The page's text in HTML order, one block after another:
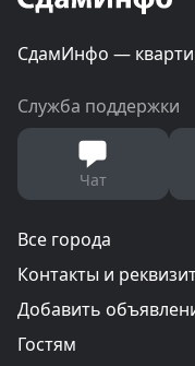
СдамИнфо —
Служба поддержки
Чат
Все города
Контакты и
Добавить
Гостям